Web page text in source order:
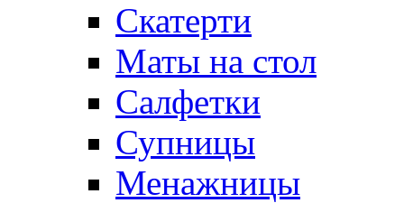
Скатерти
Маты на стол
Салфетки
Супницы
Менажницы